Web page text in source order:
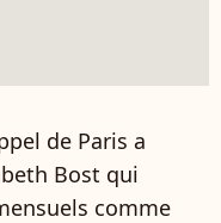
de Paris a
Bost qui
comme